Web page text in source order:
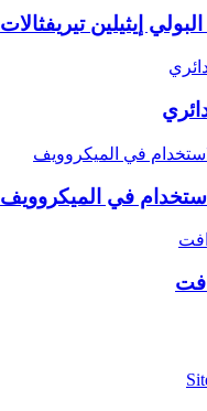
إيثيلين تيريفثالات
في الميكروويف